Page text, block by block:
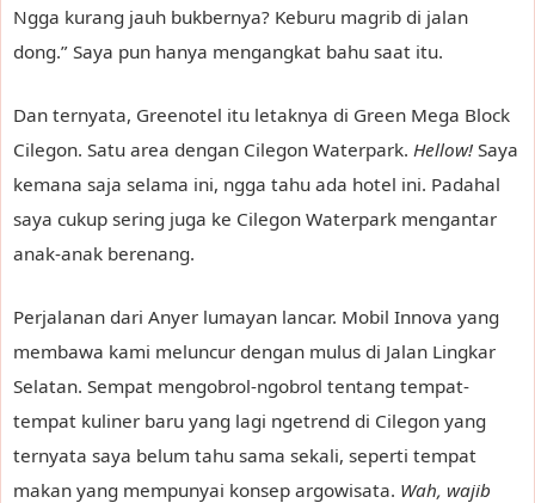
Ngga kurang jauh bukbernya? Keburu magrib di jalan
dong.” Saya pun hanya mengangkat bahu saat itu.
Dan ternyata, Greenotel itu letaknya di Green Mega Block
Cilegon. Satu area dengan Cilegon Waterpark. Hellow! Saya
kemana saja selama ini, ngga tahu ada hotel ini. Padahal
saya cukup sering juga ke Cilegon Waterpark mengantar
anak-anak berenang.
Perjalanan dari Anyer lumayan lancar. Mobil Innova yang
membawa kami meluncur dengan mulus di Jalan Lingkar
Selatan. Sempat mengobrol-ngobrol tentang tempat-
tempat kuliner baru yang lagi ngetrend di Cilegon yang
ternyata saya belum tahu sama sekali, seperti tempat
makan yang mempunyai konsep argowisata. Wah, wajib